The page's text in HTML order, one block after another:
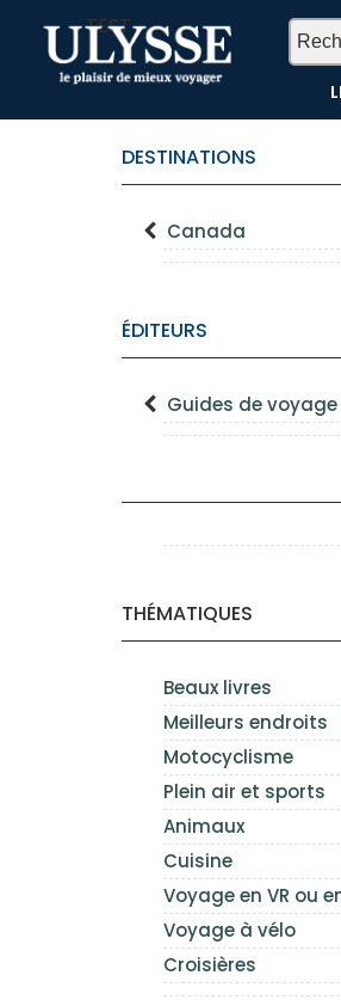
TEST
DESTINATIONS
Canada
ÉDITEURS
Guides de voyage
THÉMATIQUES
Beaux livres
Meilleurs endroits
Motocyclisme
Plein air et sports
Animaux
Cuisine
Voyage en VR ou
Voyage à vélo
Croisières